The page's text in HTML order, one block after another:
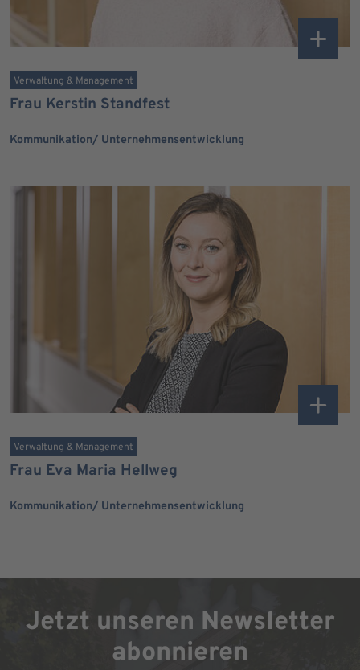
Verwaltung & Management
Frau Kerstin Standfest
Kommunikation/ Unternehmensentwicklung
Verwaltung & Management
Frau Eva Maria Hellweg
Kommunikation/ Unternehmensentwicklung
Jetzt unseren Newsletter
abonnieren